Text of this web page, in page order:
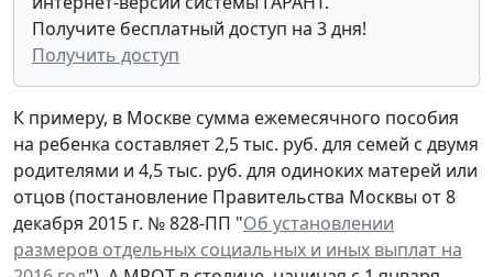
Получите бесплатный доступ на 3 дня!
Получить доступ
К примеру, в Москве сумма ежемесячного пособия
на ребенка составляет 2,5 тыс. руб. для семей с двумя
родителями и 4,5 тыс. руб. для одиноких матерей или
отцов (постановление Правительства Москвы от 8
декабря 2015 г. № 828-ПП "Об установлении
размеров отдельных социальных и иных выплат на